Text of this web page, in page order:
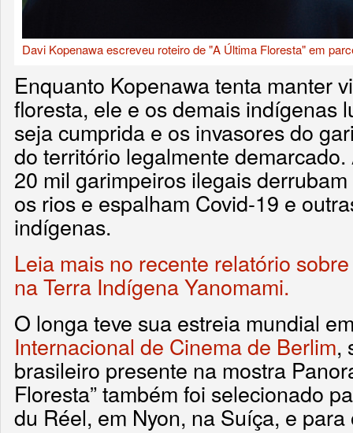
Davi Kopenawa escreveu roteiro de "A Última Floresta" em
Enquanto Kopenawa tenta manter
floresta, ele e os demais indígenas
seja cumprida e os invasores do
do território legalmente
20 mil garimpeiros ilegais
os rios e espalham Covid-19 e
indígenas.
Leia mais no recente relatório
na Terra Indígena Yanomami.
O longa teve sua estreia mundial
Internacional de Cinema de Berlim,
brasileiro presente na mostra
Floresta” também foi selecionado
du Réel, em Nyon, na Suíça, e